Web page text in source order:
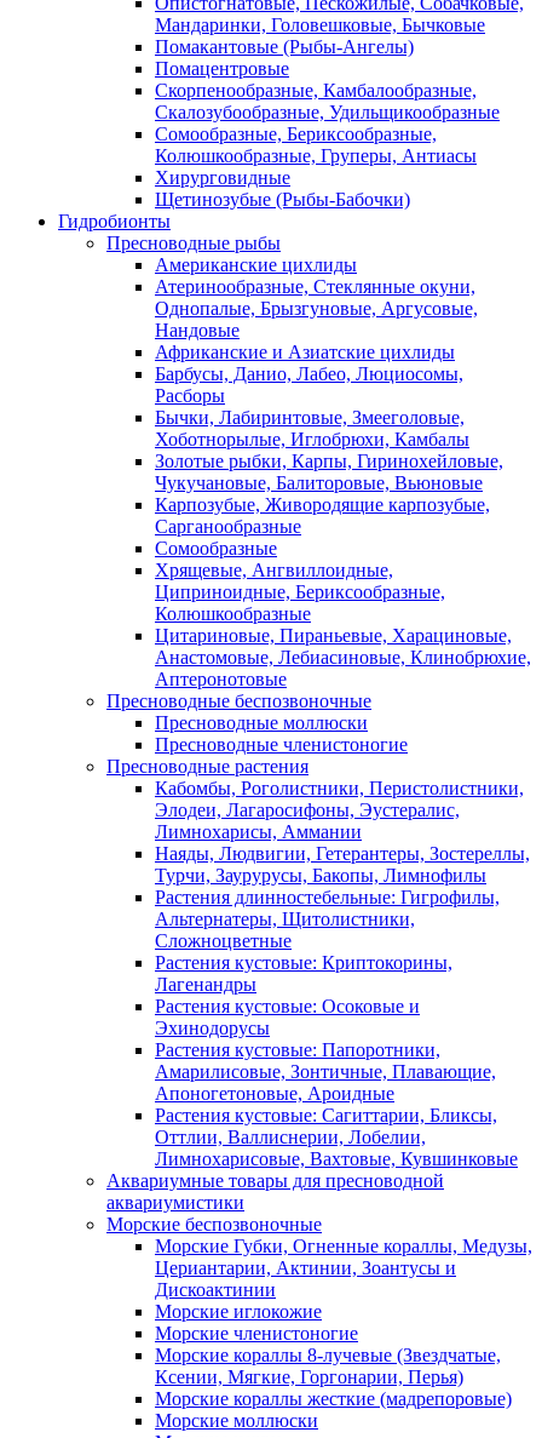
Мандаринки, Головешковые, Бычковые
Помакантовые (Рыбы-Ангелы)
Помацентровые
Скорпенообразные, Камбалообразные,
Скалозубообразные, Удильщикообразные
Сомообразные, Бериксообразные,
Колюшкообразные, Груперы, Антиасы
Хирурговидные
Щетинозубые (Рыбы-Бабочки)
Гидробионты
Пресноводные рыбы
Американские цихлиды
Атеринообразные, Стеклянные окуни,
Однопалые, Брызгуновые, Аргусовые,
Нандовые
Африканские и Азиатские цихлиды
Барбусы, Данио, Лабео, Люциосомы,
Расборы
Бычки, Лабиринтовые, Змееголовые,
Хоботнорылые, Иглобрюхи, Камбалы
Золотые рыбки, Карпы, Гиринохейловые,
Чукучановые, Балиторовые, Вьюновые
Карпозубые, Живородящие карпозубые,
Сарганообразные
Сомообразные
Хрящевые, Ангвиллоидные,
Циприноидные, Бериксообразные,
Колюшкообразные
Цитариновые, Пираньевые, Харациновые,
Анастомовые, Лебиасиновые, Клинобрюхие,
Аптеронотовые
Пресноводные беспозвоночные
Пресноводные моллюски
Пресноводные членистоногие
Пресноводные растения
Кабомбы, Роголистники, Перистолистники,
Элодеи, Лагаросифоны, Эустералис,
Лимнохарисы, Аммании
Наяды, Людвигии, Гетерантеры, Зостереллы,
Турчи, Заурурусы, Бакопы, Лимнофилы
Растения длинностебельные: Гигрофилы,
Альтернатеры, Щитолистники,
Сложноцветные
Растения кустовые: Криптокорины,
Лагенандры
Растения кустовые: Осоковые и
Эхинодорусы
Растения кустовые: Папоротники,
Амарилисовые, Зонтичные, Плавающие,
Апоногетоновые, Ароидные
Растения кустовые: Сагиттарии, Бликсы,
Оттлии, Валлиснерии, Лобелии,
Лимнохарисовые, Вахтовые, Кувшинковые
Аквариумные товары для пресноводной
аквариумистики
Морские беспозвоночные
Морские Губки, Огненные кораллы, Медузы,
Цериантарии, Актинии, Зоантусы и
Дискоактинии
Морские иглокожие
Морские членистоногие
Морские кораллы 8-лучевые (Звездчатые,
Ксении, Мягкие, Горгонарии, Перья)
Морские кораллы жесткие (мадрепоровые)
Морские моллюски